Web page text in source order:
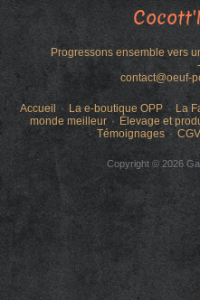
Progressons ensemble vers
contact@oeuf-
Accueil La e-boutique OPP
La
monde meilleur
Élevage et
Témoignages
Copyright © 2026